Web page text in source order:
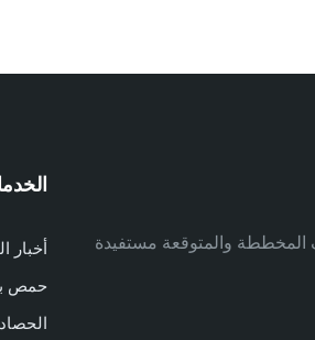
المخططة والمتوقعة مستفيدة
أخبار
حمص